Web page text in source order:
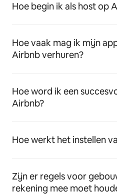
Hoe begin ik als host op
Hoe vaak mag ik mijn
Airbnb verhuren?
Hoe word ik een
Airbnb?
Hoe werkt het instellen
Zijn er regels voor
rekening mee moet